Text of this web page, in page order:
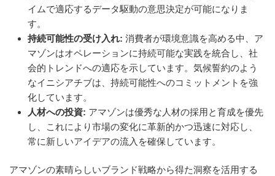
イムで適応するデータ駆動の意思決定が可能になりま
す。
持続可能性の受け入れ: 消費者が環境意識を高める中、ア
マゾンはオペレーションに持続可能な実践を統合し、社
会的トレンドへの適応を示しています。気候誓約のよう
なイニシアチブは、持続可能性へのコミットメントを強
化しています。
人材への投資: アマゾンは優秀な人材の採用と育成を優先
し、これにより市場の変化に革新的かつ迅速に対応し、
常に新しいアイデアの流入を確保しています。
アマゾンの素晴らしいブランド戦略から得た洞察を活用する